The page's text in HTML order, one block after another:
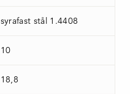
syrafast stål 1.4408
10
18,8